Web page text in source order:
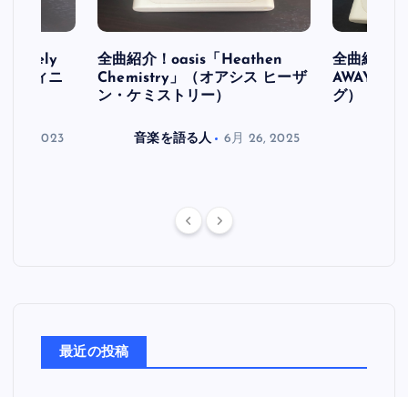
フィニ
30, 2023
全曲紹介！oasis「Heathen
Chemistry」（オアシス ヒーザ
ン・ケミストリー）
音楽を語る人 6月 26, 2025
全曲紹介
AWAY」
グ）
最近の投稿